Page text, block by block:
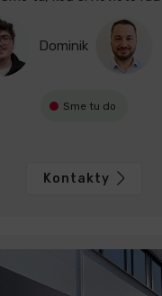
Dominik
Sme tu do
Kontakty